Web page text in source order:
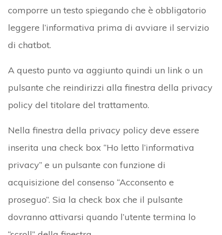
comporre un testo spiegando che è obbligatorio
leggere l’informativa prima di avviare il servizio
di chatbot.
A questo punto va aggiunto quindi un link o un
pulsante che reindirizzi alla finestra della privacy
policy del titolare del trattamento.
Nella finestra della privacy policy deve essere
inserita una check box “Ho letto l’informativa
privacy” e un pulsante con funzione di
acquisizione del consenso “Acconsento e
proseguo”. Sia la check box che il pulsante
dovranno attivarsi quando l’utente termina lo